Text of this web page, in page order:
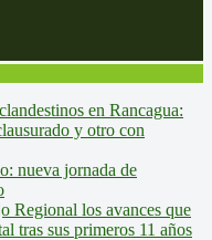
en Rancagua:
y otro con
nueva jornada de
Regional los avances que
tras sus primeros 11 años